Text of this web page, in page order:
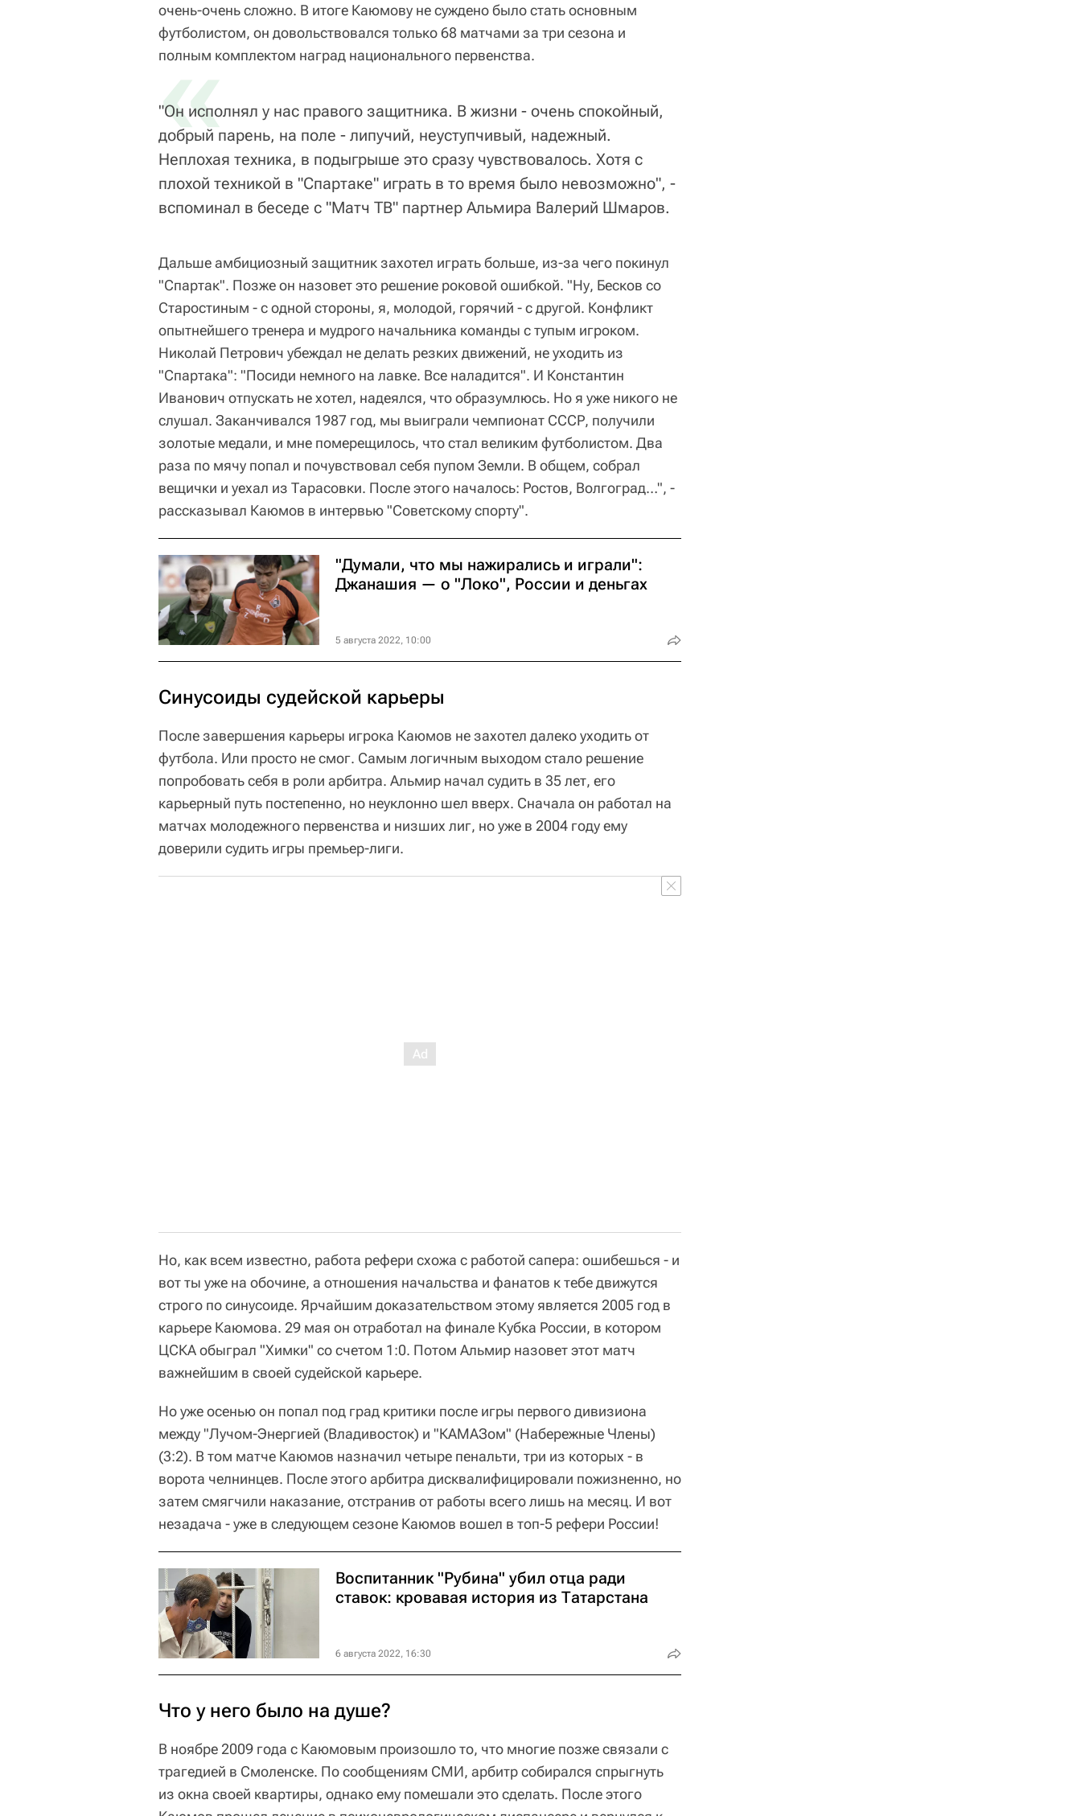
очень-очень сложно. В итоге Каюмову не суждено было стать основным
футболистом, он довольствовался только 68 матчами за три сезона и
полным комплектом наград национального первенства.
«
"Он исполнял у нас правого защитника. В жизни - очень спокойный,
добрый парень, на поле - липучий, неуступчивый, надежный.
Неплохая техника, в подыгрыше это сразу чувствовалось. Хотя с
плохой техникой в "Спартаке" играть в то время было невозможно", -
вспоминал в беседе с "Матч ТВ" партнер Альмира Валерий Шмаров.
Дальше амбициозный защитник захотел играть больше, из-за чего покинул
"Спартак". Позже он назовет это решение роковой ошибкой. "Ну, Бесков со
Старостиным - с одной стороны, я, молодой, горячий - с другой. Конфликт
опытнейшего тренера и мудрого начальника команды с тупым игроком.
Николай Петрович убеждал не делать резких движений, не уходить из
"Спартака": "Посиди немного на лавке. Все наладится". И Константин
Иванович отпускать не хотел, надеялся, что образумлюсь. Но я уже никого не
слушал. Заканчивался 1987 год, мы выиграли чемпионат СССР, получили
золотые медали, и мне померещилось, что стал великим футболистом. Два
раза по мячу попал и почувствовал себя пупом Земли. В общем, собрал
вещички и уехал из Тарасовки. После этого началось: Ростов, Волгоград…", -
рассказывал Каюмов в интервью "Советскому спорту".
"Думали, что мы нажирались и играли":
Джанашия — о "Локо", России и деньгах
5 августа 2022, 10:00
Синусоиды судейской карьеры
После завершения карьеры игрока Каюмов не захотел далеко уходить от
футбола. Или просто не смог. Самым логичным выходом стало решение
попробовать себя в роли арбитра. Альмир начал судить в 35 лет, его
карьерный путь постепенно, но неуклонно шел вверх. Сначала он работал на
матчах молодежного первенства и низших лиг, но уже в 2004 году ему
доверили судить игры премьер-лиги.
Но, как всем известно, работа рефери схожа с работой сапера: ошибешься - и
вот ты уже на обочине, а отношения начальства и фанатов к тебе движутся
строго по синусоиде. Ярчайшим доказательством этому является 2005 год в
карьере Каюмова. 29 мая он отработал на финале Кубка России, в котором
ЦСКА обыграл "Химки" со счетом 1:0. Потом Альмир назовет этот матч
важнейшим в своей судейской карьере.
Но уже осенью он попал под град критики после игры первого дивизиона
между "Лучом-Энергией (Владивосток) и "КАМАЗом" (Набережные Члены)
(3:2). В том матче Каюмов назначил четыре пенальти, три из которых - в
ворота челнинцев. После этого арбитра дисквалифицировали пожизненно, но
затем смягчили наказание, отстранив от работы всего лишь на месяц. И вот
незадача - уже в следующем сезоне Каюмов вошел в топ-5 рефери России!
Воспитанник "Рубина" убил отца ради
ставок: кровавая история из Татарстана
6 августа 2022, 16:30
Что у него было на душе?
В ноябре 2009 года с Каюмовым произошло то, что многие позже связали с
трагедией в Смоленске. По сообщениям СМИ, арбитр собирался спрыгнуть
из окна своей квартиры, однако ему помешали это сделать. После этого